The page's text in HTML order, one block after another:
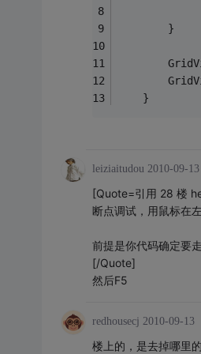
        }
    }
leiziaitudou 2010-09-13
[Quote=引用 28 楼
断点调试，用鼠标在
前提是你代码确定要
[/Quote]
然后F5
redhousecj 2010-09-13
楼上的，是去掉哪里